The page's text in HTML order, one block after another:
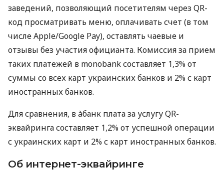
заведений, позволяющий посетителям через QR-
код просматривать меню, оплачивать счет (в том
числе Apple/Google Pay), оставлять чаевые и
отзывы без участия официанта. Комиссия за прием
таких платежей в monobank составляет 1,3% от
суммы со всех карт украинских банков и 2% с карт
иностранных банков.
Для сравнения, в àбанк плата за услугу QR-
эквайринга составляет 1,2% от успешной операции
с украинских карт и 2% с карт иностранных банков.
Об интернет-эквайринге